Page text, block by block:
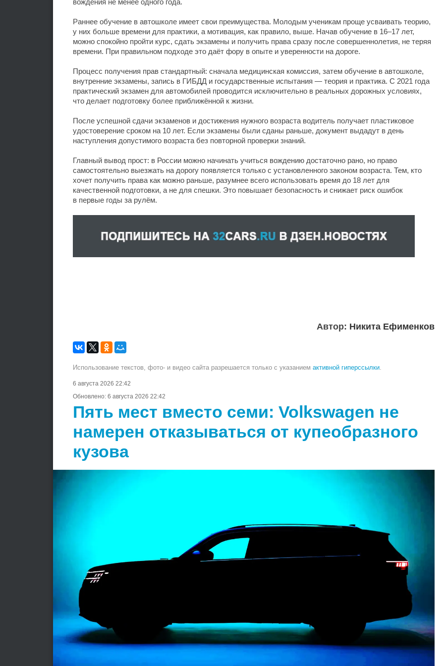
Раннее обучение в автошколе имеет свои преимущества. Молодым ученикам проще усваивать теорию,
у них больше времени для практики, а мотивация, как правило, выше. Начав обучение в 16–17 лет,
можно спокойно пройти курс, сдать экзамены и получить права сразу после совершеннолетия, не теряя
времени. При правильном подходе это даёт фору в опыте и уверенности на дороге.
Процесс получения прав стандартный: сначала медицинская комиссия, затем обучение в автошколе,
внутренние экзамены, запись в ГИБДД и государственные испытания — теория и практика. С 2021 года
практический экзамен для автомобилей проводится исключительно в реальных дорожных условиях,
что делает подготовку более приближённой к жизни.
После успешной сдачи экзаменов и достижения нужного возраста водитель получает пластиковое
удостоверение сроком на 10 лет. Если экзамены были сданы раньше, документ выдадут в день
наступления допустимого возраста без повторной проверки знаний.
Главный вывод прост: в России можно начинать учиться вождению достаточно рано, но право
самостоятельно выезжать на дорогу появляется только с установленного законом возраста. Тем, кто
хочет получить права как можно раньше, разумнее всего использовать время до 18 лет для
качественной подготовки, а не для спешки. Это повышает безопасность и снижает риск ошибок
в первые годы за рулём.
Автор: Никита Ефименков
Использование текстов, фото- и видео сайта разрешается только с указанием активной гиперссылки.
6 августа 2026 22:42
Обновлено: 6 августа 2026 22:42
Пять мест вместо семи: Volkswagen не
намерен отказываться от купеобразного
кузова